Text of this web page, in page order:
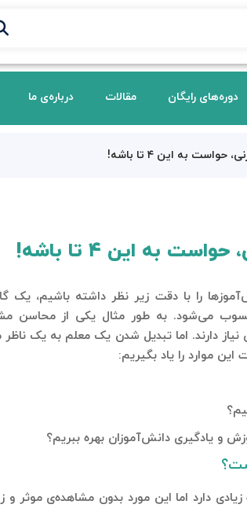
دوره‌های رایگان مقالات درباره‌ی ما
به این ۴ تا باشه!
به این ۴ تا باشه!
را با دقت زیر نظر داشته باشیم، یک
محسوب می‌شود. به طور مثال یکی از محاسن
دارند. اما تبدیل شدن یک معلم به یک ناظر
موارد را یاد بگیریم:
دارد اما این مورد بدون مشاهده‌ی موثر و